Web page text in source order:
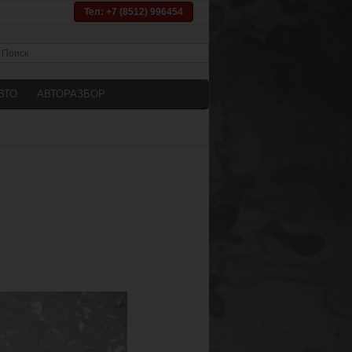
Тел: +7 (8512) 996454
АВТОРАЗБОР